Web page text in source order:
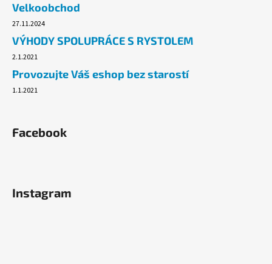
u
j
e
m
e
JAR
NÁDOBÍ
CITRON,
Velkoobchod
27.11.2024
VÝHODY SPOLUPRÁCE S RYSTOLEM
2.1.2021
Provozujte Váš eshop bez starostí
1.1.2021
Facebook
Instagram